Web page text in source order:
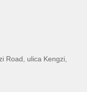
Road, ulica Kengzi,